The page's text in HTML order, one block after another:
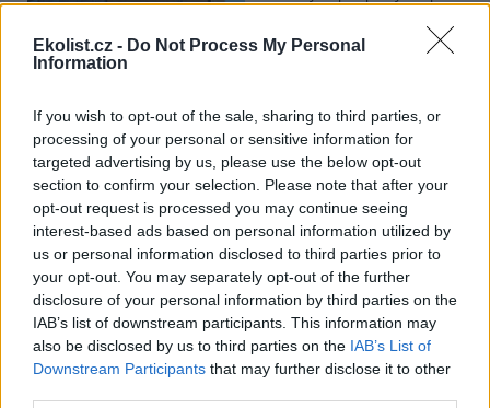
Ekolist.cz - Do Not Process My Personal
Information
If you wish to opt-out of the sale, sharing to third parties, or
processing of your personal or sensitive information for
targeted advertising by us, please use the below opt-out
section to confirm your selection. Please note that after your
opt-out request is processed you may continue seeing
interest-based ads based on personal information utilized by
us or personal information disclosed to third parties prior to
your opt-out. You may separately opt-out of the further
disclosure of your personal information by third parties on the
IAB’s list of downstream participants. This information may
also be disclosed by us to third parties on the IAB’s List of
Downstream Participants that may further disclose it to other
se to týká přibližně 1,1 milionu lidí, tedy zhruba 40 % osob žijících v
nájmu. K řešení krize dostupnosti bydlení je kromě nové výstavby
nutné systematicky využívat také renovace stávajících budov. Ty
centrech obcí, a zároveň snižovat jeho dlouhodobé provozní
náklady. Desetina českých domácností totiž vydává na bydlení více
než 40 % svých příjmů.
Greenpeace: Podpora moratoria na hlubokomořskou
těžbu vzrostla na 46 států. ČR mezi nimi zatím chybí
4.8.2026
Diskuse: 3
Přes víkend skončilo 31. Valné
shromáždění Mezinárodního
úřadu pro mořské dno (ISA),
kde měla své zastoupení i
Česká republika. Zasedání
skončilo zklamáním, protože se vládám členských států nepodařilo